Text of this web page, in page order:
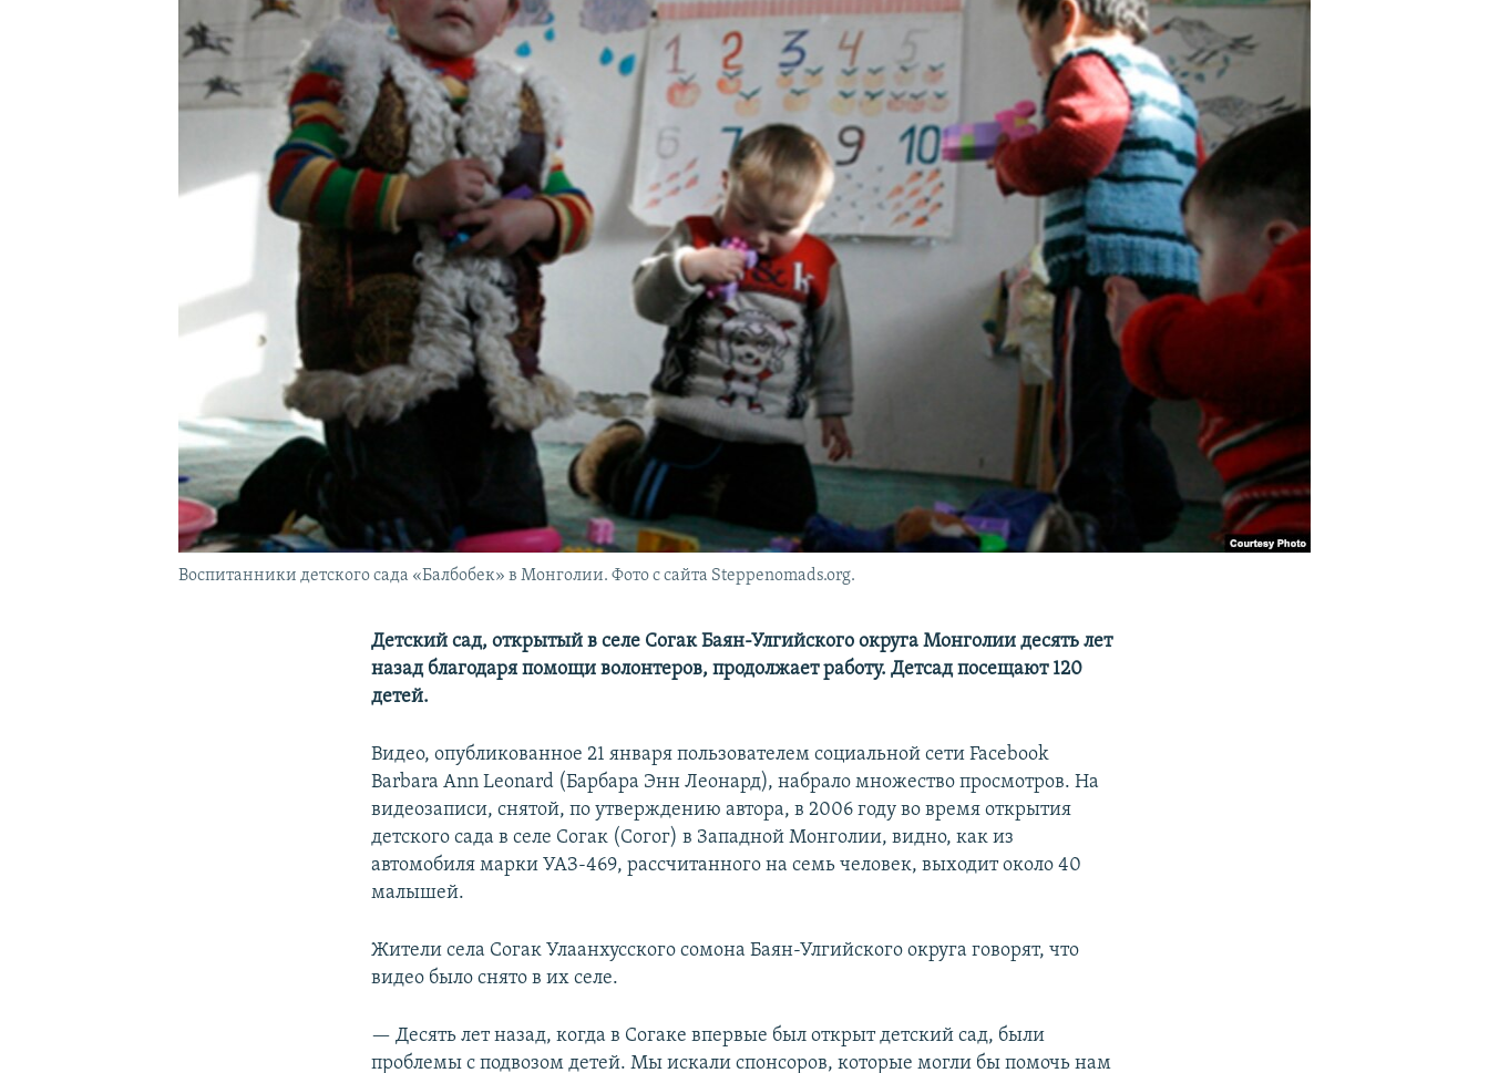
Воспитанники детского сада «Балбобек» в Монголии. Фото с сайта Steppenomads.org.
Детский сад, открытый в селе Согак Баян-Улгийского округа Монголии десять лет
назад благодаря помощи волонтеров, продолжает работу. Детсад посещают 120
детей.
Видео, опубликованное 21 января пользователем социальной сети Facebook
Barbara Ann Leonard (Барбара Энн Леонард), набрало множество просмотров. На
видеозаписи, снятой, по утверждению автора, в 2006 году во время открытия
детского сада в селе Согак (Согог) в Западной Монголии, видно, как из
автомобиля марки УАЗ-469, рассчитанного на семь человек, выходит около 40
малышей.
Жители села Согак Улаанхусского сомона Баян-Улгийского округа говорят, что
видео было снято в их селе.
— Десять лет назад, когда в Согаке впервые был открыт детский сад, были
проблемы с подвозом детей. Мы искали спонсоров, которые могли бы помочь нам